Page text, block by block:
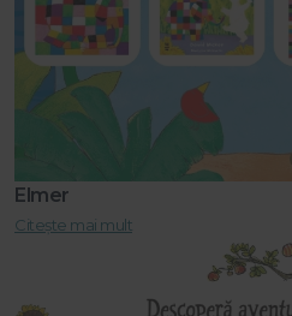
Elmer
Citește mai mult